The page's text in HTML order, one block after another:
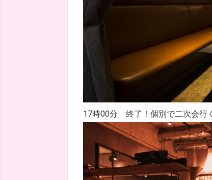
17時00分 終了！個別で二次会行